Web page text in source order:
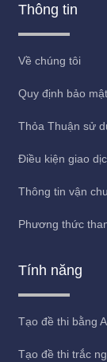
Thông tin
Về chúng tôi
Quy định bảo mật
Thỏa Thuận sử
Điều kiện giao
Thông tin vận
Phương thức
Tính năng
Tạo đề thi bằng
Tạo đề thi trắc